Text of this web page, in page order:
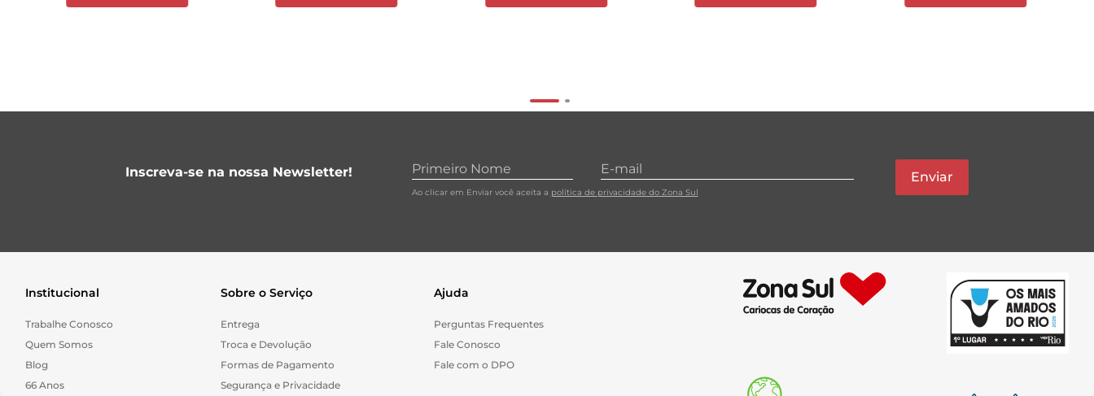
Inscreva-se na nossa Newsletter!
Ao clicar em Enviar você aceita a política de privacidade do Zona Sul
Enviar
Institucional
Trabalhe Conosco
Quem Somos
Blog
66 Anos
Sobre o Serviço
Entrega
Troca e Devolução
Formas de Pagamento
Segurança e Privacidade
Ajuda
Perguntas Frequentes
Fale Conosco
Fale com o DPO